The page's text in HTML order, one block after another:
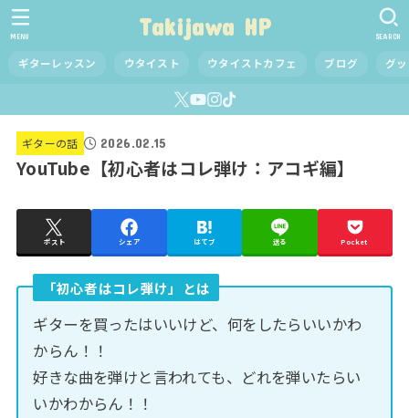
Takijawa HP
ギターレッスン ウタイスト ウタイストカフェ ブログ グ
SEARCH
MENU
ギターの話 2026.02.15
YouTube【初心者はコレ弾け：アコギ編】
ポスト シェア はてブ 送る Pocket
「初心者はコレ弾け」とは
ギターを買ったはいいけど、何をしたらいいかわ
からん！！
好きな曲を弾けと言われても、どれを弾いたらい
いかわからん！！